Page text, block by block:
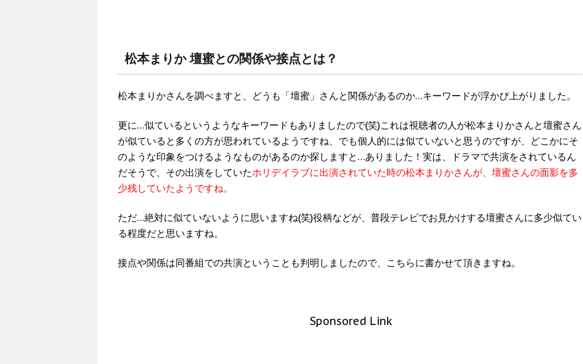
松本まりか 壇蜜との関係や接点とは？
松本まりかさんを調べますと、どうも「壇蜜」さんと関係があるのか…キーワードが浮かび上がりました。
更に…似ているというようなキーワードもありましたので(笑)これは視聴者の人が松本まりかさんと壇蜜さん
が似ていると多くの方が思われているようですね、でも個人的には似ていないと思うのですが、どこかにそ
のような印象をつけるようなものがあるのか探しますと…ありました！実は、ドラマで共演をされているん
だそうで、その出演をしていたホリデイラブに出演されていた時の松本まりかさんが、壇蜜さんの面影を多
少残していたようですね。
ただ…絶対に似ていないように思いますね(笑)役柄などが、普段テレビでお見かけする壇蜜さんに多少似てい
る程度だと思いますね。
接点や関係は同番組での共演ということも判明しましたので、こちらに書かせて頂きますね。
Sponsored Link